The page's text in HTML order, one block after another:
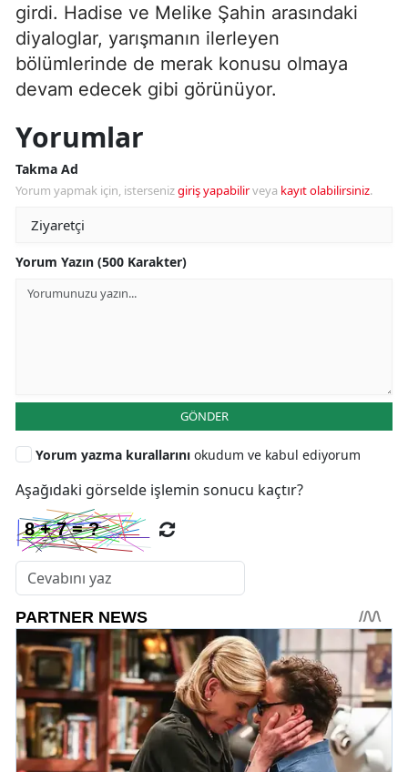
girdi. Hadise ve Melike Şahin arasındaki
diyaloglar, yarışmanın ilerleyen
bölümlerinde de merak konusu olmaya
devam edecek gibi görünüyor.
Yorumlar
Takma Ad
Yorum yapmak için, istersenizgiriş yapabilirveya kayıt olabilirsiniz.
Yorum Yazın (500 Karakter)
GÖNDER
Yorum yazma kurallarını okudum ve kabul ediyorum
Aşağıdaki görselde işlemin sonucu kaçtır?